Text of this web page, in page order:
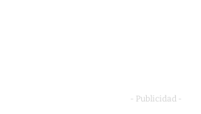
- Publicidad -